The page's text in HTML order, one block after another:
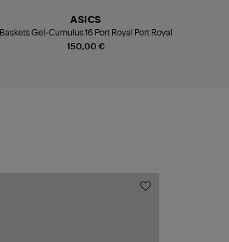
150,00 €
ASICS
Baskets Gel-Cumulus 16 Port Royal Port Royal